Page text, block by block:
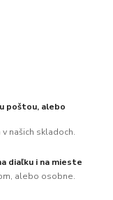
poštou, alebo
našich skladoch.
diaľku i na mieste
alebo osobne.